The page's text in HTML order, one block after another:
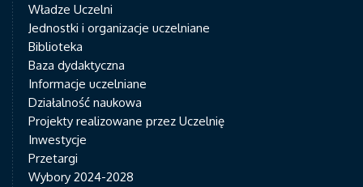
Władze Uczelni
Jednostki i organizacje uczelniane
Biblioteka
Baza dydaktyczna
Informacje uczelniane
Działalność naukowa
Projekty realizowane przez Uczelnię
Inwestycje
Przetargi
Wybory 2024-2028